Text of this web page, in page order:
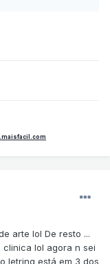
arte lol De resto ...
clinica lol agora n sei
letring está em 3 dos